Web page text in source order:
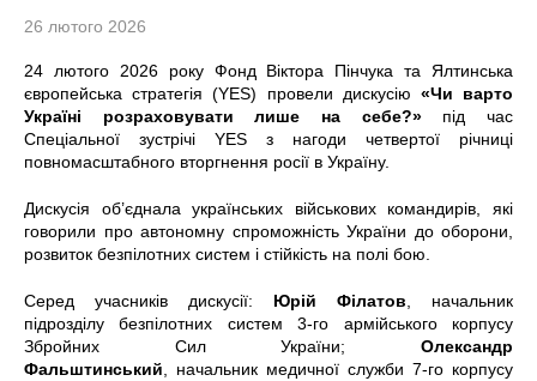
26 лютого 2026
24 лютого 2026 року Фонд Віктора Пінчука та Ялтинська
європейська стратегія (YES) провели дискусію «Чи варто
Україні розраховувати лише на себе?» під час
Спеціальної зустрічі YES з нагоди четвертої річниці
повномасштабного вторгнення росії в Україну.
Дискусія об’єднала українських військових командирів, які
говорили про автономну спроможність України до оборони,
розвиток безпілотних систем і стійкість на полі бою.
Серед учасників дискусії: Юрій Філатов , начальник
підрозділу безпілотних систем 3-го армійського корпусу
Збройних Сил України; Олександр
Фальштинський , начальник медичної служби 7-го корпусу